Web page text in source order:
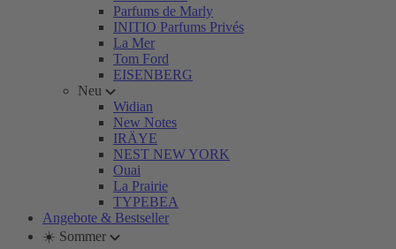
Parfums de Marly
INITIO Parfums Privés
La Mer
Tom Ford
EISENBERG
Neu
Widian
New Notes
IRÄYE
NEST NEW YORK
Ouai
La Prairie
TYPEBEA
Angebote & Bestseller
☀️ Sommer